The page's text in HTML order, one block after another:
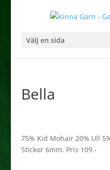
Välj en sida
Bella
75% Kid Mohair 20% Ull
Stickor 6mm. Pris 109.-